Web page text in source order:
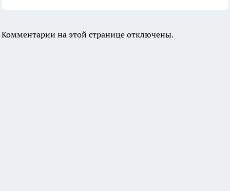
Комментарии на этой странице отключены.